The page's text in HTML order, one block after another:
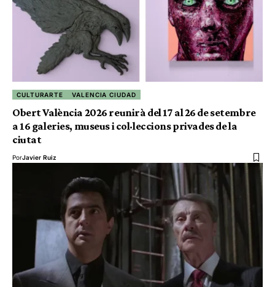
CULTURARTE VALENCIA CIUDAD
Obert València 2026 reunirà del 17 al 26 de setembre
a 16 galeries, museus i col·leccions privades de la
ciutat
PorJavier Ruiz